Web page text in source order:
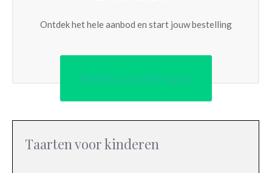
Ontdek het hele aanbod en start jouw bestelling
Bekijk aanbiedingen
Taarten voor kinderen